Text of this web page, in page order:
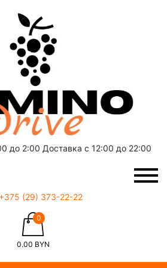
до 2:00 Доставка с 12:00 до 22:00
+375 (29) 373-22-22
0
0.00 BYN